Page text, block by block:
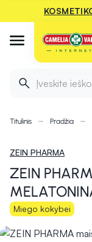
Įveskite
Titulinis Pradžia
ZEIN PHARMA
ZEIN
Miego kokybei